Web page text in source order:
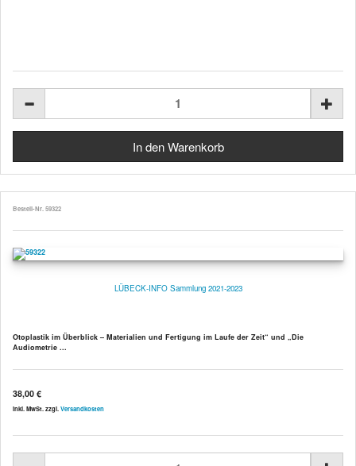
Bestell-Nr. 59322
LÜBECK-INFO Sammlung 2021-2023
Otoplastik im Überblick – Materialien und Fertigung im Laufe der Zeit“ und „Die
Audiometrie ...
38,00 €
inkl. MwSt. zzgl. Versandkosten